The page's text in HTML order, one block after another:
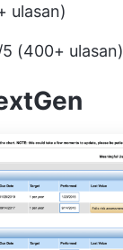
ulasan)
(400+ ulasan)